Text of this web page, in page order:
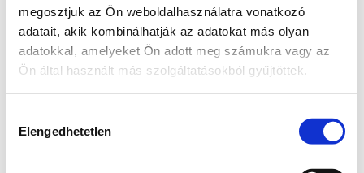
megosztjuk az Ön weboldalhasználatra vonatkozó
adatait, akik kombinálhatják az adatokat más olyan
adatokkal, amelyeket Ön adott meg számukra vagy az
Ön által használt más szolgáltatásokból gyűjtöttek.
kiválasztása
Elengedhetetlen
loadingwww.bicapp.hu
(see the browser console for more